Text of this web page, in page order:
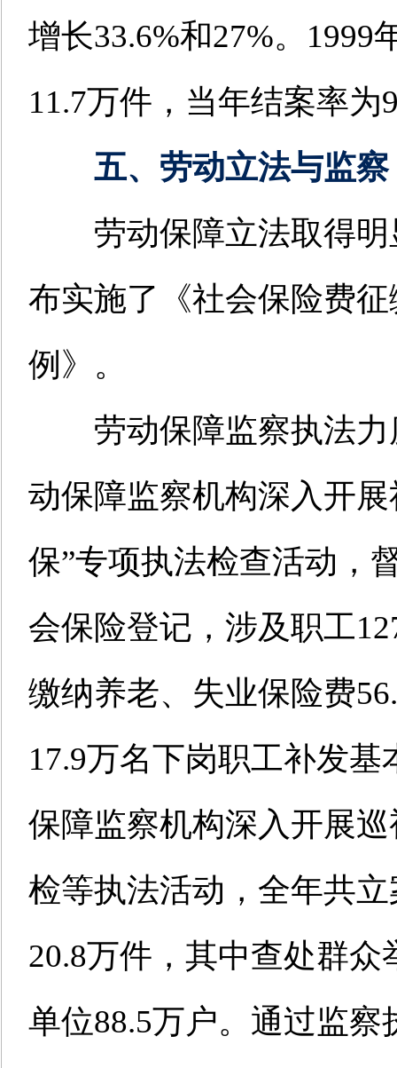
增长33.6%和27%。
11.7万件，当年结案率为
五、劳动立法与监察
劳动保障立法取得明
布实施了《社会保险费
例》。
劳动保障监察执法力
动保障监察机构深入开
保”专项执法检查活动，
会保险登记，涉及职工
缴纳养老、失业保险费
17.9万名下岗职工补发
保障监察机构深入开展
检等执法活动，全年共
20.8万件，其中查处群
单位88.5万户。通过监